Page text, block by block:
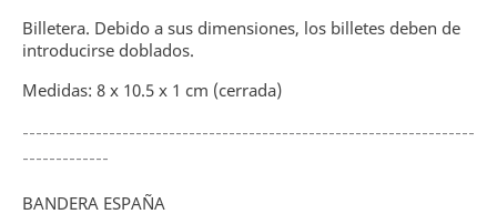
Billetera. Debido a sus dimensiones, los billetes deben de
introducirse doblados.
Medidas: 8 x 10.5 x 1 cm (cerrada)
--------------------------------------------------------------------
-------------
BANDERA ESPAÑA